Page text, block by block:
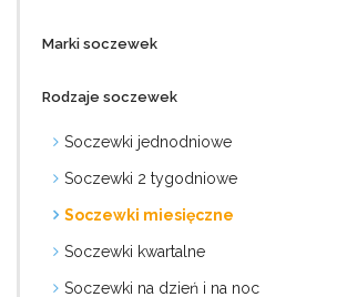
Marki soczewek
Rodzaje soczewek
Soczewki jednodniowe
Soczewki 2 tygodniowe
Soczewki miesięczne
Soczewki kwartalne
Soczewki na dzień i na noc